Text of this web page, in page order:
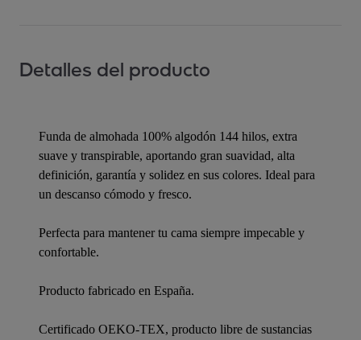
Detalles del producto
Funda de almohada 100% algodón 144 hilos, extra
suave y transpirable, aportando gran suavidad, alta
definición, garantía y solidez en sus colores. Ideal para
un descanso cómodo y fresco.
Perfecta para mantener tu cama siempre impecable y
confortable.
Producto fabricado en España.
Certificado OEKO-TEX, producto libre de sustancias